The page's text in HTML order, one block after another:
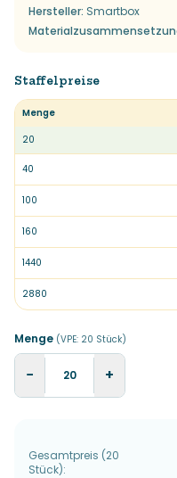
Hersteller: Smartbox
Staffelpreise
Menge
20
40
100
160
1440
2880
Menge (VPE: 20 Stück)
− +
Gesamtpreis (20
Stück):